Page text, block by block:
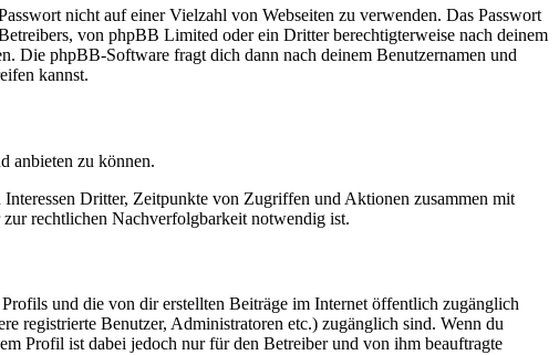
nicht auf einer Vielzahl von Webseiten zu verwenden. Das Passwort
von phpBB Limited oder ein Dritter berechtigterweise nach deinem
Die phpBB-Software fragt dich dann nach deinem Benutzernamen und
kannst.
anbieten zu können.
Dritter, Zeitpunkte von Zugriffen und Aktionen zusammen mit
rechtlichen Nachverfolgbarkeit notwendig ist.
und die von dir erstellten Beiträge im Internet öffentlich zugänglich
registrierte Benutzer, Administratoren etc.) zugänglich sind. Wenn du
Profil ist dabei jedoch nur für den Betreiber und von ihm beauftragte